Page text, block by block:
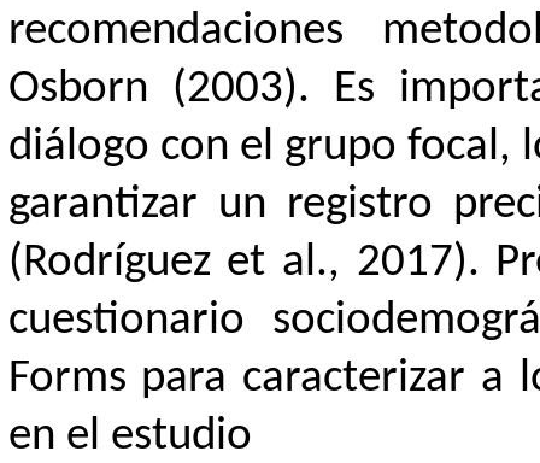
recomendaciones
Osborn (2003). Es
diálogo con el grupo focal,
garantizar un registro
(Rodríguez et al., 2017).
cuestionario
Forms para caracterizar a
en el estudio